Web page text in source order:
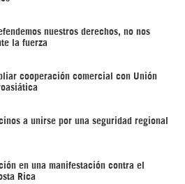
nuestros derechos, no nos
la fuerza
cooperación comercial con Unión
a unirse por una seguridad regional
en una manifestación contra el
Rica